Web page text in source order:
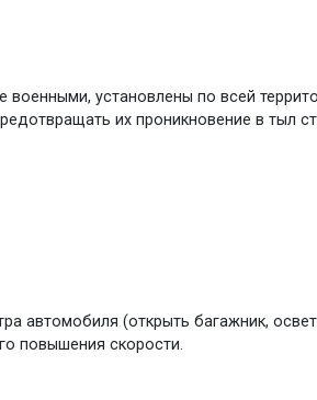
установлены по всей
их проникновение в тыл
автомобиля (открыть багажник,
повышения скорости.